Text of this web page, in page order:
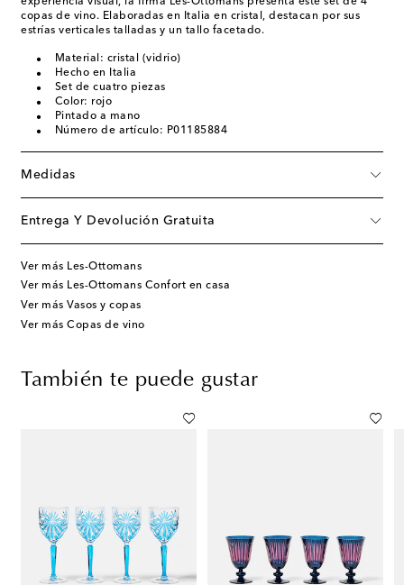
copas de vino. Elaboradas en Italia en cristal, destacan por sus
estrías verticales talladas y un tallo facetado.
Material: cristal (vidrio)
Hecho en Italia
Set de cuatro piezas
Color: rojo
Pintado a mano
Número de artículo: P01185884
Medidas
Entrega Y Devolución Gratuita
Ver más Les-Ottomans
Ver más Les-Ottomans Confort en casa
Ver más Vasos y copas
Ver más Copas de vino
También te puede gustar